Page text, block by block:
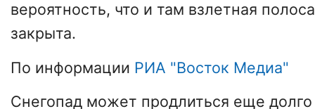
вероятность, что и там взлетная
закрыта.
По информации РИА "Восток Медиа"
Снегопад может продлиться еще